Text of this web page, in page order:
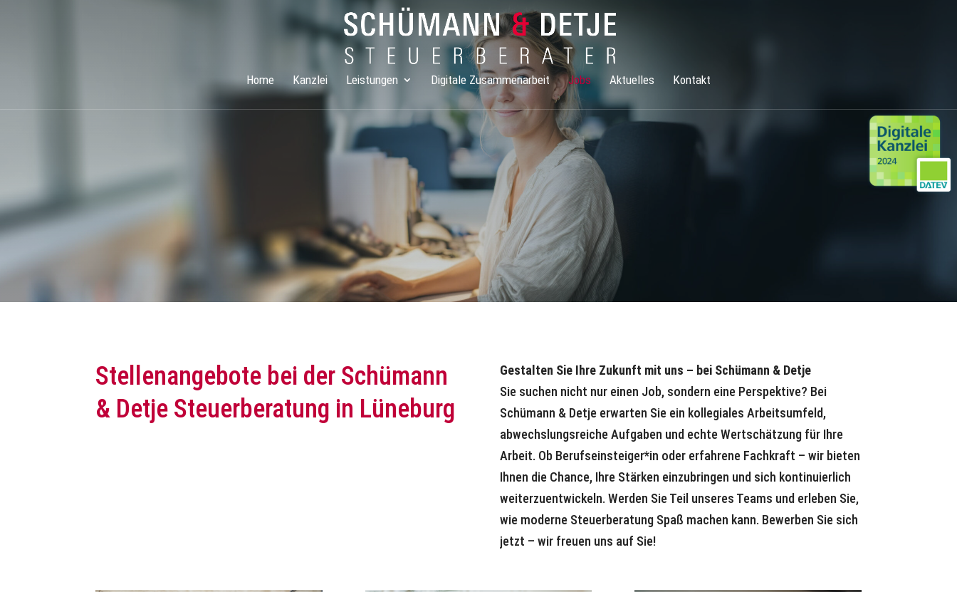
Home Kanzlei Leistungen Digitale Zusammenarbeit Jobs Aktuelles Kontakt
Stellenangebote bei der Schümann
& Detje Steuerberatung in Lüneburg
Gestalten Sie Ihre Zukunft mit uns – bei Schümann & Detje
Sie suchen nicht nur einen Job, sondern eine Perspektive? Bei
Schümann & Detje erwarten Sie ein kollegiales Arbeitsumfeld,
abwechslungsreiche Aufgaben und echte Wertschätzung für Ihre
Arbeit. Ob Berufseinsteiger*in oder erfahrene Fachkraft – wir bieten
Ihnen die Chance, Ihre Stärken einzubringen und sich kontinuierlich
weiterzuentwickeln. Werden Sie Teil unseres Teams und erleben Sie,
wie moderne Steuerberatung Spaß machen kann. Bewerben Sie sich
jetzt – wir freuen uns auf Sie!